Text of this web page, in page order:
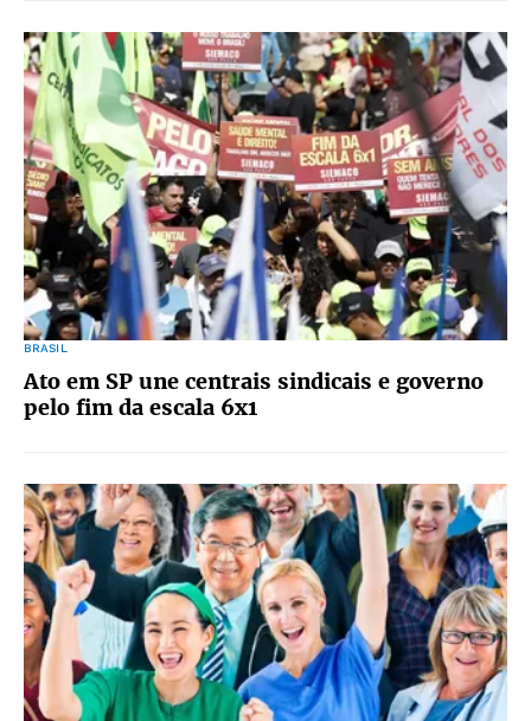
BRASIL
Ato em SP une centrais sindicais e governo
pelo fim da escala 6x1